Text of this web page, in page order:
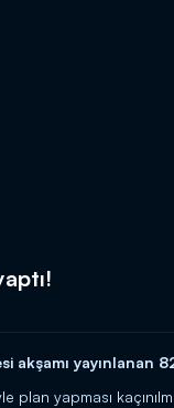
akşamı yayınlanan
plan yapması